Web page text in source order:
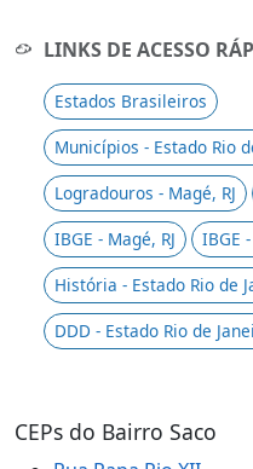
LINKS DE ACESSO
Estados Brasileiros
Municípios - Estado Rio
Logradouros - Magé, RJ
IBGE - Magé, RJ
IBGE
História - Estado Rio de
DDD - Estado Rio de
CEPs do Bairro Saco